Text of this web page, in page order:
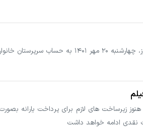
واریز خواهد شد.
زیرساخت های لازم برای پرداخت یارانه بصورت
نقدی ادامه خواهد داشت